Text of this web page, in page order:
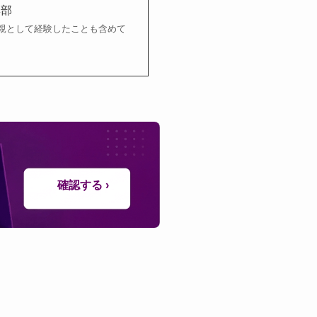
として経験したことも含めて
確認する ›